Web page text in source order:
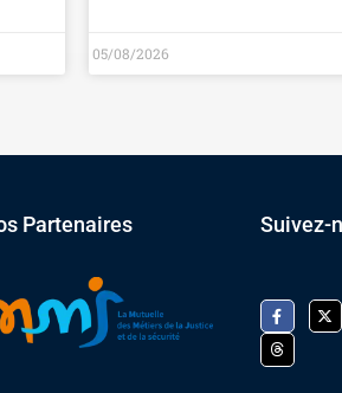
05/08/2026
Partenaires Suivez-